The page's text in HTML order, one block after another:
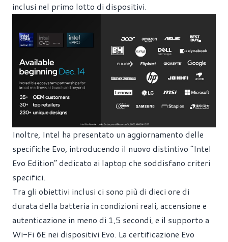
inclusi nel primo lotto di dispositivi.
Inoltre, Intel ha presentato un aggiornamento delle
specifiche Evo, introducendo il nuovo distintivo “Intel
Evo Edition” dedicato ai laptop che soddisfano criteri
specifici.
Tra gli obiettivi inclusi ci sono più di dieci ore di
durata della batteria in condizioni reali, accensione e
autenticazione in meno di 1,5 secondi, e il supporto a
Wi-Fi 6E nei dispositivi Evo. La certificazione Evo